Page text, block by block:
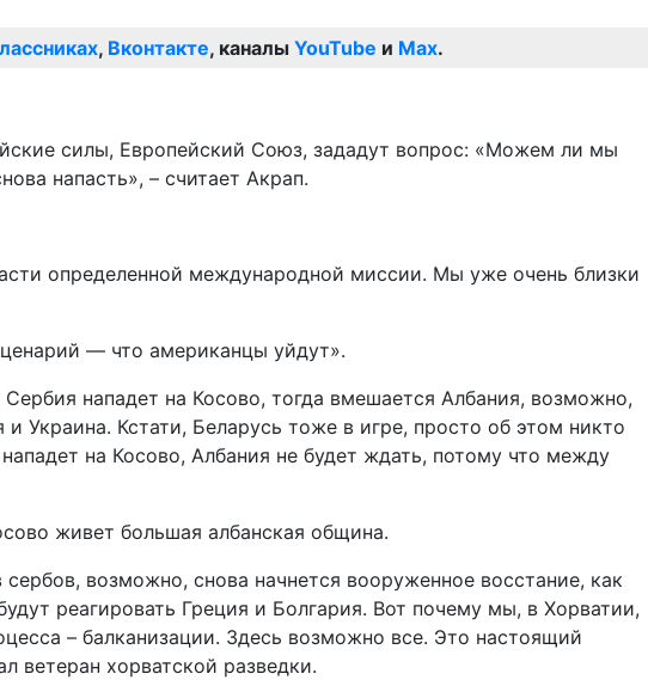
, Вконтакте, каналы YouTube и Max.
силы, Европейский Союз, зададут вопрос: «Можем ли мы
напасть», – считает Акрап.
определенной международной миссии. Мы уже очень близки
— что американцы уйдут».
нападет на Косово, тогда вмешается Албания, возможно,
Украина. Кстати, Беларусь тоже в игре, просто об этом никто
на Косово, Албания не будет ждать, потому что между
живет большая албанская община.
возможно, снова начнется вооруженное восстание, как
реагировать Греция и Болгария. Вот почему мы, в Хорватии,
– балканизации. Здесь возможно все. Это настоящий
ветеран хорватской разведки.